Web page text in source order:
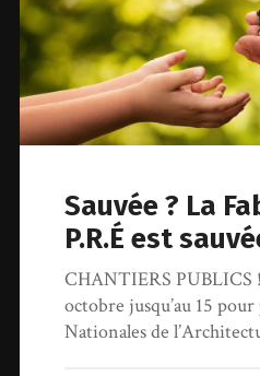
Sauvée ? La
P.R.É est
CHANTIERS PUBLICS
octobre jusqu’au 15
Nationales de